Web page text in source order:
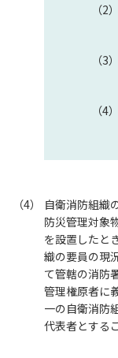
自衛消防組織
防災管理対象
を設置したと
織の要員の現
て管轄の消防
管理権原者に
一の自衛消防
代表者とする